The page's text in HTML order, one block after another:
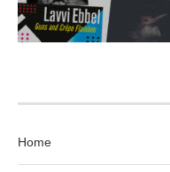
Home